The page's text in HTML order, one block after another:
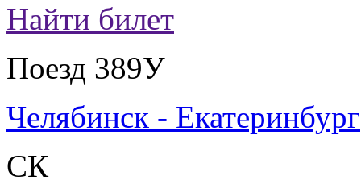
Найти билет
Поезд 389У
Челябинск - Екатеринбург
СК